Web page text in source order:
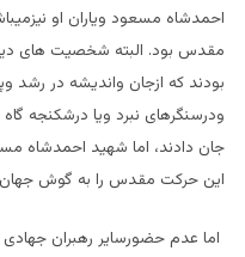
احمدشاه مسعود ویاران او
مقدس بود. البته شخصیت های
بودند که ازجان واندیشه در رشد
ودرسنگرهای نبرد ویا درشکنجه
جان دادند، اما شهید احمدشاه
این حرکت مقدس را به گوش جهان
اما عدم حضورسایر رهبران